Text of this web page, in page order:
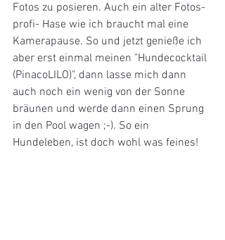
Fotos zu posieren. Auch ein alter Fotos-
profi- Hase wie ich braucht mal eine
Kamerapause. So und jetzt genieße ich
aber erst einmal meinen "Hundecocktail
(PinacoLILO)", dann lasse mich dann
auch noch ein wenig von der Sonne
bräunen und werde dann einen Sprung
in den Pool wagen ;-). So ein
Hundeleben, ist doch wohl was feines!